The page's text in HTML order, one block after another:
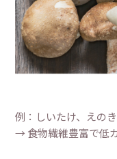
例：しいたけ、えの
→ 食物繊維豊富で低